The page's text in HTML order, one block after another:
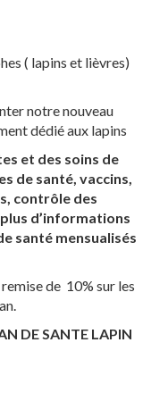
( lapins et lièvres)
notre nouveau
dédié aux lapins
et des soins de
de santé, vaccins,
contrôle des
d’informations
santé mensualisés
de 10% sur les
DE SANTE LAPIN